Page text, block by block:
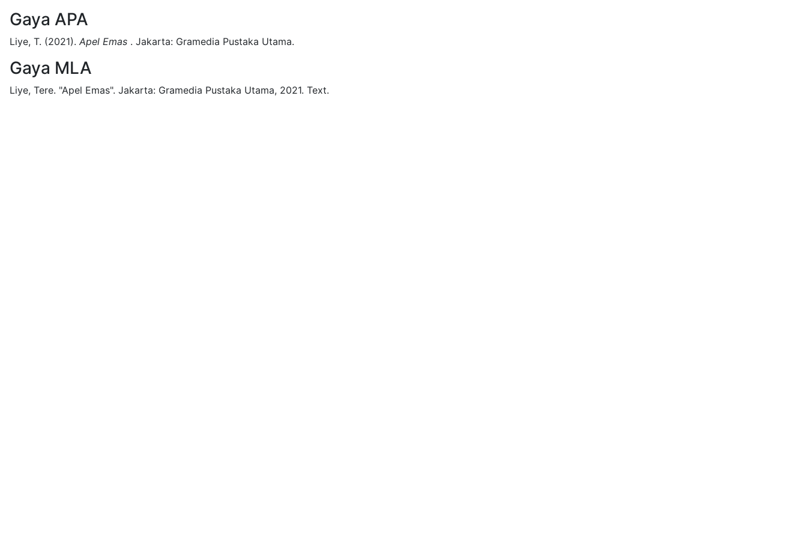
Gaya APA
Liye, T. (2021). Apel Emas . Jakarta: Gramedia Pustaka Utama.
Gaya MLA
Liye, Tere. "Apel Emas". Jakarta: Gramedia Pustaka Utama, 2021. Text.